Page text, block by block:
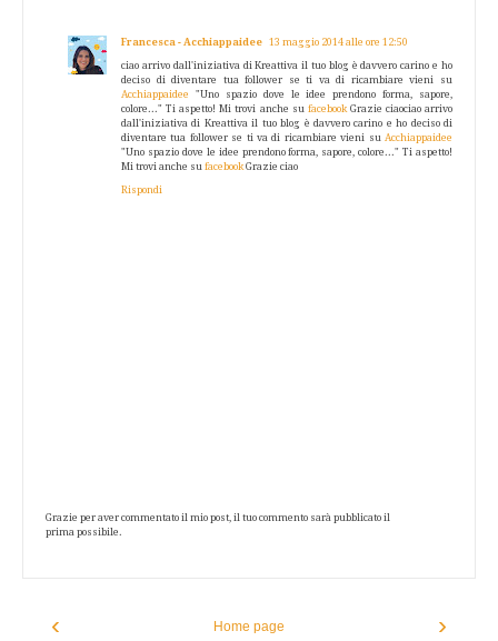
Francesca - Acchiappaidee 13 maggio 2014 alle ore 12:50
ciao arrivo dall'iniziativa di Kreattiva il tuo blog è davvero carino e ho
deciso di diventare tua follower se ti va di ricambiare vieni su
Acchiappaidee "Uno spazio dove le idee prendono forma, sapore,
colore..." Ti aspetto! Mi trovi anche su facebook Grazie ciaociao arrivo
dall'iniziativa di Kreattiva il tuo blog è davvero carino e ho deciso di
diventare tua follower se ti va di ricambiare vieni su Acchiappaidee
"Uno spazio dove le idee prendono forma, sapore, colore..." Ti aspetto!
Mi trovi anche su facebookGrazie ciao
Rispondi
Grazie per aver commentato il mio post, il tuo commento sarà pubblicato il
prima possibile.
‹ ›
Home page